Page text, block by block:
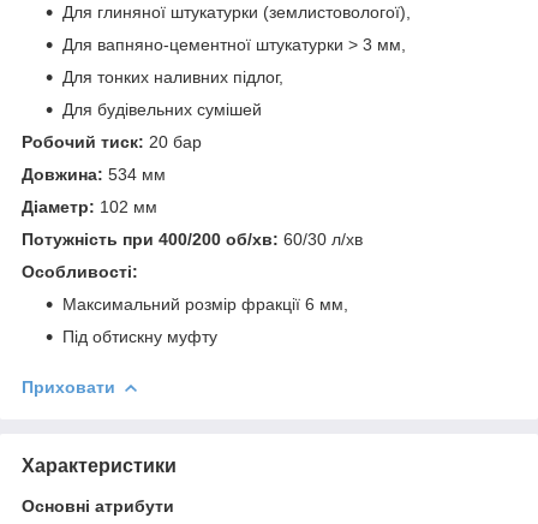
Для глиняної штукатурки (землистовологої),
Для вапняно-цементної штукатурки > 3 мм,
Для тонких наливних підлог,
Для будівельних сумішей
Робочий тиск: 20 бар
Довжина: 534 мм
Діаметр: 102 мм
Потужність при 400/200 об/хв: 60/30 л/хв
Особливості:
Максимальний розмір фракції 6 мм,
Під обтискну муфту
Приховати
Характеристики
Основні атрибути